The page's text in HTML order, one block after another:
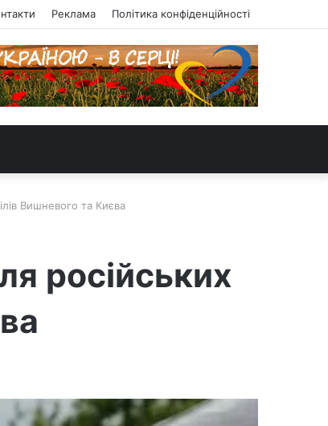
Реклама Політика конфіденційності
Вишневого та Києва
російських